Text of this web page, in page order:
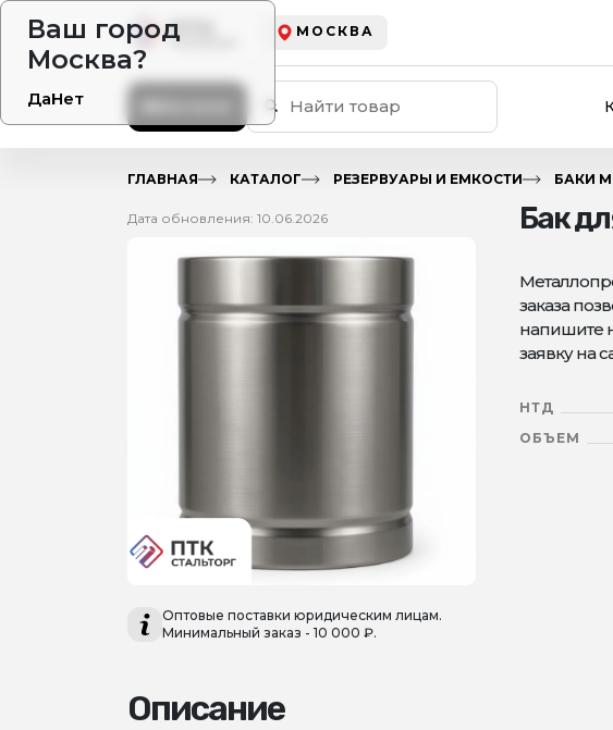
Ваш город
Москва?
ДаНет
МОСКВА
ГЛАВНАЯ КАТАЛОГ РЕЗЕРВУАРЫ И ЕМКОСТИ БАКИ
Бак
заказа
напишите
заявку на
НТД
ОБЪЕМ
Дата обновления: 10.06.2026
Оптовые поставки юридическим лицам.
Минимальный заказ - 10 000 ₽.
Описание